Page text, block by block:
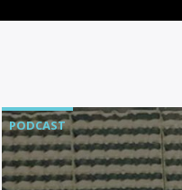
PODCAST